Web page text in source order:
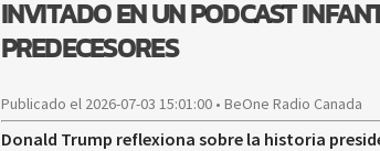
INVITADO EN UN PODCAST
PREDECESORES
Publicado el 2026-07-03 15:01:00 • BeOne Radio Canada
Donald Trump reflexiona sobre la historia